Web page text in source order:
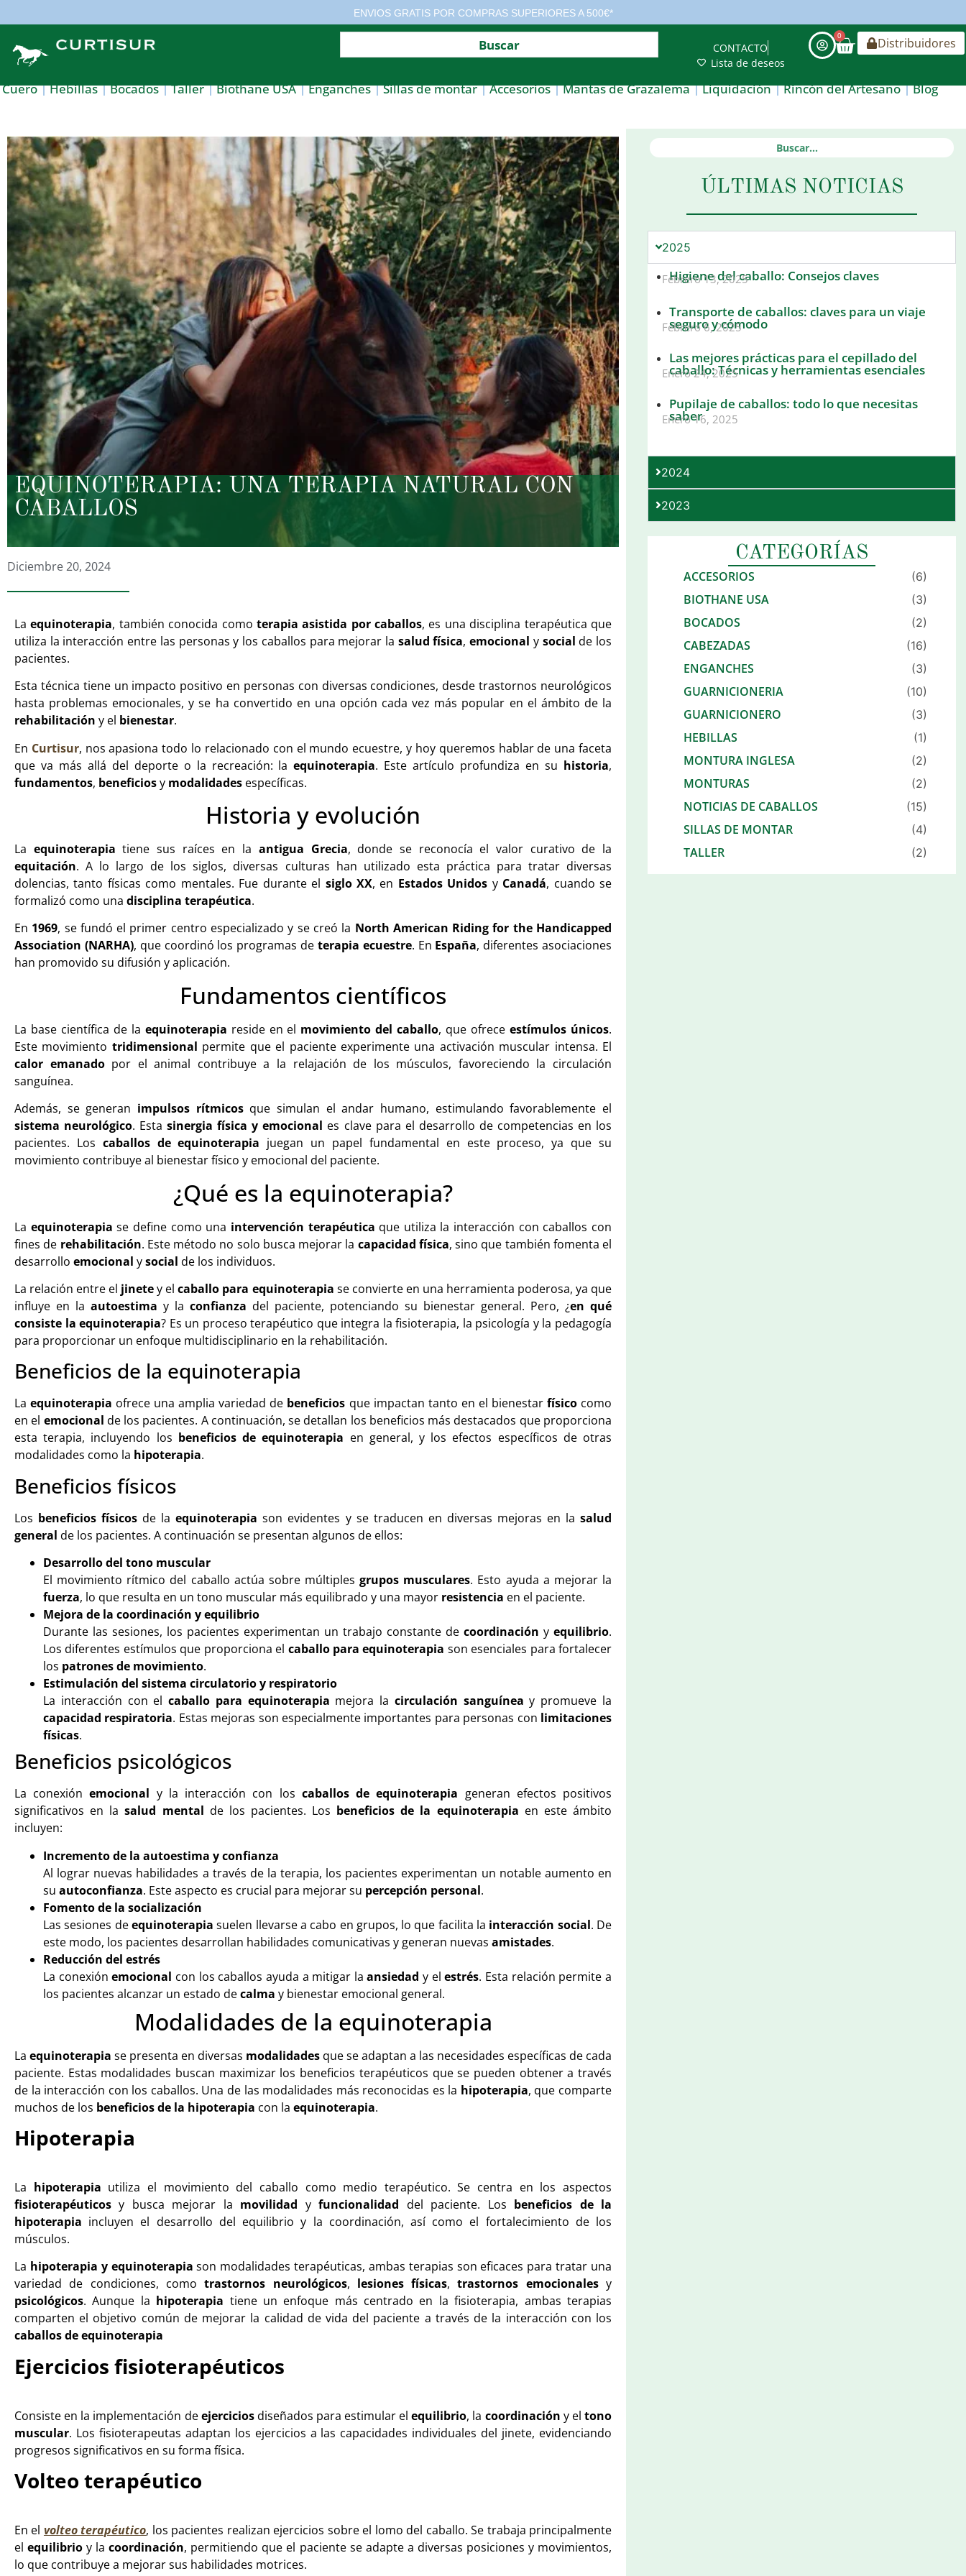
ENVIOS GRATIS POR COMPRAS SUPERIORES A 500€*
CONTACTO
Lista de deseos
0 Distribuidores
Cuero Hebillas Bocados Taller Biothane USA Enganches Sillas de montar Accesorios Mantas de Grazalema Liquidación Rincón del Artesano Blog
EQUINOTERAPIA: UNA TERAPIA NATURAL CON
CABALLOS
Diciembre 20, 2024
Laequinoterapia, también conocida como terapia asistida por caballos, es una disciplina terapéutica que
utiliza la interacción entre las personas y los caballos para mejorar la salud física,emocional y social de los
pacientes.
Esta técnica tiene un impacto positivo en personas con diversas condiciones, desde trastornos neurológicos
hasta problemas emocionales, y se ha convertido en una opción cada vez más popular en el ámbito de la
rehabilitación y el bienestar.
En Curtisur, nos apasiona todo lo relacionado con el mundo ecuestre, y hoy queremos hablar de una faceta
que va más allá del deporte o la recreación: laequinoterapia. Este artículo profundiza en su historia,
fundamentos, beneficiosy modalidades específicas.
Historia y evolución
La equinoterapia tiene sus raíces en la antigua Grecia, donde se reconocía el valor curativo de la
equitación. A lo largo de los siglos, diversas culturas han utilizado esta práctica para tratar diversas
dolencias, tanto físicas como mentales. Fue durante el siglo XX, en Estados Unidos y Canadá, cuando se
formalizó como una disciplina terapéutica.
En 1969, se fundó el primer centro especializado y se creó la North American Riding for the Handicapped
Association (NARHA), que coordinó los programas de terapia ecuestre. En España, diferentes asociaciones
han promovido su difusión y aplicación.
Fundamentos científicos
La base científica de la equinoterapia reside en el movimiento del caballo, que ofreceestímulos únicos.
Este movimiento tridimensional permite que el paciente experimente una activación muscular intensa. El
calor emanadopor el animal contribuye a la relajación de los músculos, favoreciendo la circulación
sanguínea.
Además, se generan impulsos rítmicosque simulan el andar humano, estimulando favorablemente el
sistema neurológico. Estasinergia física y emocional es clave para el desarrollo de competencias en los
pacientes. Los caballos de equinoterapia juegan un papel fundamental en este proceso, ya que su
movimiento contribuye al bienestar físico y emocional del paciente.
¿Qué es la equinoterapia?
La equinoterapia se define como una intervención terapéutica que utiliza la interacción con caballos con
fines de rehabilitación. Este método no solo busca mejorar la capacidad física, sino que también fomenta el
desarrollo emocional ysocial de los individuos.
La relación entre el jinetey elcaballo para equinoterapia se convierte en una herramienta poderosa, ya que
influye en la autoestima y la confianza del paciente, potenciando su bienestar general. Pero, ¿en qué
consiste la equinoterapia? Es un proceso terapéutico que integra la fisioterapia, la psicología y la pedagogía
para proporcionar un enfoque multidisciplinario en la rehabilitación.
Beneficios de la equinoterapia
Laequinoterapia ofrece una amplia variedad de beneficios que impactan tanto en el bienestar físicocomo
en el emocional de los pacientes. A continuación, se detallan los beneficios más destacados que proporciona
esta terapia, incluyendo los beneficios de equinoterapia en general, y los efectos específicos de otras
modalidades como la hipoterapia.
Beneficios físicos
Los beneficios físicos de laequinoterapia son evidentes y se traducen en diversas mejoras en la salud
general de los pacientes. A continuación se presentan algunos de ellos:
Desarrollo del tono muscular
El movimiento rítmico del caballo actúa sobre múltiplesgrupos musculares. Esto ayuda a mejorar la
fuerza, lo que resulta en un tono muscular más equilibrado y una mayor resistencia en el paciente.
Mejora de la coordinación y equilibrio
Durante las sesiones, los pacientes experimentan un trabajo constante de coordinación y equilibrio.
Los diferentes estímulos que proporciona el caballo para equinoterapia son esenciales para fortalecer
los patrones de movimiento.
Estimulación del sistema circulatorio y respiratorio
La interacción con elcaballo para equinoterapia mejora la circulación sanguínea y promueve la
capacidad respiratoria. Estas mejoras son especialmente importantes para personas con limitaciones
físicas.
Beneficios psicológicos
La conexiónemocional y la interacción con los caballos de equinoterapia generan efectos positivos
significativos en lasalud mental de los pacientes. Los beneficios de la equinoterapia en este ámbito
incluyen:
Incremento de la autoestima y confianza
Al lograr nuevas habilidades a través de la terapia, los pacientes experimentan un notable aumento en
su autoconfianza. Este aspecto es crucial para mejorar su percepción personal.
Fomento de la socialización
Las sesiones deequinoterapia suelen llevarse a cabo en grupos, lo que facilita la interacción social. De
este modo, los pacientes desarrollan habilidades comunicativas y generan nuevas amistades.
Reducción del estrés
La conexiónemocional con los caballos ayuda a mitigar laansiedad y elestrés. Esta relación permite a
los pacientes alcanzar un estado decalma y bienestar emocional general.
Modalidades de la equinoterapia
La equinoterapia se presenta en diversas modalidades que se adaptan a las necesidades específicas de cada
paciente. Estas modalidades buscan maximizar los beneficios terapéuticos que se pueden obtener a través
de la interacción con los caballos. Una de las modalidades más reconocidas es la hipoterapia, que comparte
muchos de los beneficios de la hipoterapia con la equinoterapia.
Hipoterapia
La hipoterapia utiliza el movimiento del caballo como medio terapéutico. Se centra en los aspectos
fisioterapéuticos y busca mejorar la movilidad yfuncionalidad del paciente. Los beneficios de la
hipoterapia incluyen el desarrollo del equilibrio y la coordinación, así como el fortalecimiento de los
músculos.
La hipoterapia y equinoterapia son modalidades terapéuticas, ambas terapias son eficaces para tratar una
variedad de condiciones, comotrastornos neurológicos, lesiones físicas,trastornos emocionalesy
psicológicos. Aunque la hipoterapia tiene un enfoque más centrado en la fisioterapia, ambas terapias
comparten el objetivo común de mejorar la calidad de vida del paciente a través de la interacción con los
caballos de equinoterapia
Ejercicios fisioterapéuticos
Consiste en la implementación deejerciciosdiseñados para estimular elequilibrio, la coordinación y eltono
muscular. Los fisioterapeutas adaptan los ejercicios a las capacidades individuales del jinete, evidenciando
progresos significativos en su forma física.
Volteo terapéutico
En el volteo terapéutico, los pacientes realizan ejercicios sobre el lomo del caballo. Se trabaja principalmente
elequilibrio y lacoordinación, permitiendo que el paciente se adapte a diversas posiciones y movimientos,
lo que contribuye a mejorar sus habilidades motrices.
ÚLTIMAS NOTICIAS
2025
Higiene del caballo: Consejos claves
Febrero 13, 2025
Transporte de caballos: claves para un viaje
seguro y cómodo
Febrero 6, 2025
Las mejores prácticas para el cepillado del
caballo: Técnicas y herramientas esenciales
Enero 24, 2025
Pupilaje de caballos: todo lo que necesitas
saber
Enero 16, 2025
2024
2023
CATEGORÍAS
ACCESORIOS (6)
BIOTHANE USA (3)
BOCADOS (2)
CABEZADAS (16)
ENGANCHES (3)
GUARNICIONERIA (10)
GUARNICIONERO (3)
HEBILLAS (1)
MONTURA INGLESA (2)
MONTURAS (2)
NOTICIAS DE CABALLOS (15)
SILLAS DE MONTAR (4)
TALLER (2)